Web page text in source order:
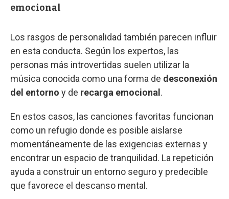
emocional
Los rasgos de personalidad también parecen influir
en esta conducta. Según los expertos, las
personas más introvertidas suelen utilizar la
música conocida como una forma de desconexión
del entorno y de recarga emocional .
En estos casos, las canciones favoritas funcionan
como un refugio donde es posible aislarse
momentáneamente de las exigencias externas y
encontrar un espacio de tranquilidad. La repetición
ayuda a construir un entorno seguro y predecible
que favorece el descanso mental.